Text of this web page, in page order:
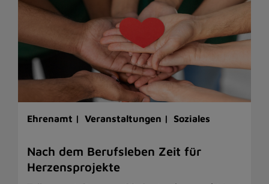
Ehrenamt | Veranstaltungen | Soziales
Nach dem Berufsleben Zeit für
Herzensprojekte